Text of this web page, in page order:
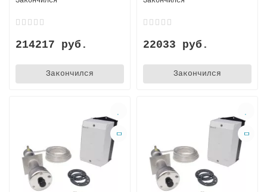
214217 руб.
Закончился
22033 руб.
Закончился